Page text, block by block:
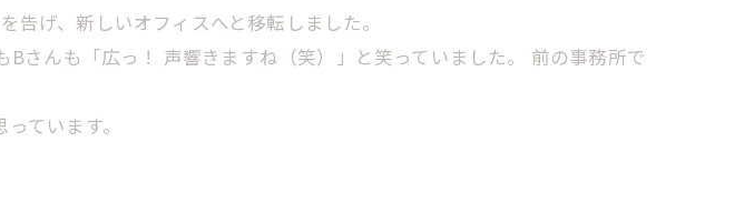
げ、新しいオフィスへと移転しました。
さんも「広っ！ 声響きますね（笑）」と笑っていました。 前の事務所で
ています。